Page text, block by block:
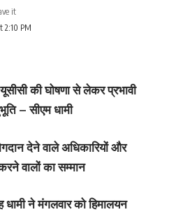
2:10 PM
की घोषणा से लेकर प्रभावी
– सीएम धामी
देने वाले अधिकारियों और
वालों का सम्मान
धामी ने मंगलवार को हिमालयन